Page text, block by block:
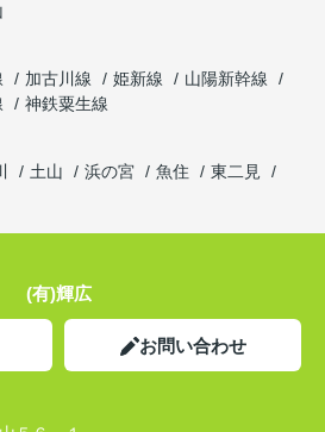
加古川線 姫新線
山陽新幹線
神鉄粟生線
土山 浜の宮 魚住
東二見
(有)輝広
お問い合わせ